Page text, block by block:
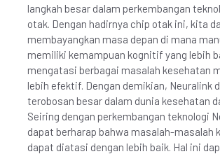
langkah besar dalam perkembangan
otak. Dengan hadirnya chip otak ini, kita
membayangkan masa depan di mana
memiliki kemampuan kognitif yang lebih
mengatasi berbagai masalah kesehatan
lebih efektif. Dengan demikian, Neuralink
terobosan besar dalam dunia kesehatan
Seiring dengan perkembangan teknologi
dapat berharap bahwa masalah-masalah
dapat diatasi dengan lebih baik. Hal ini